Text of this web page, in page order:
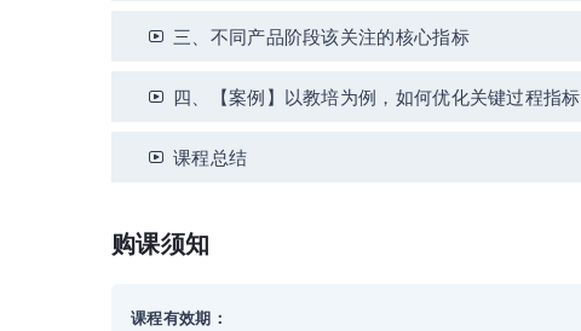
三、不同产品阶段该关注的核心指标
四、【案例】以教培为例，如何优化关键过程指标
课程总结
购课须知
课程有效期：